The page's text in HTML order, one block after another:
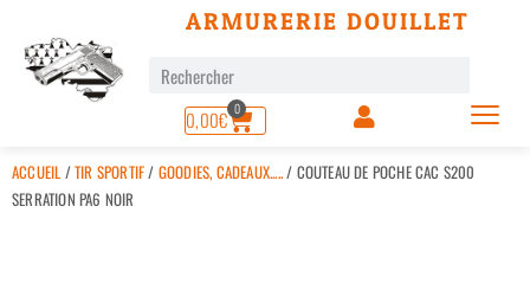
ARMURERIE DOUILLET
0,00€ 0
ACCUEIL /TIR SPORTIF/ GOODIES, CADEAUX...../ COUTEAU DE POCHE CAC S200
SERRATION PA6 NOIR